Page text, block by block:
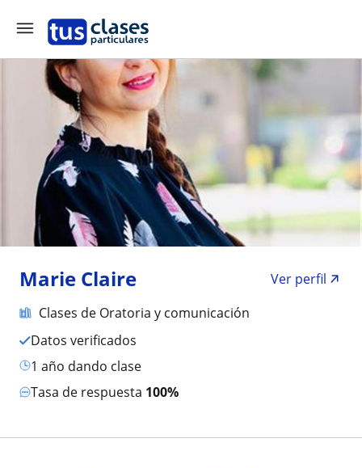
Marie Claire
Ver perfil
Clases de Oratoria y comunicación
Datos verificados
1 año dando clase
Tasa de respuesta 100%